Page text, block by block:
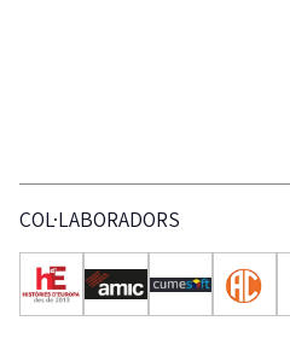
COL·LABORADORS